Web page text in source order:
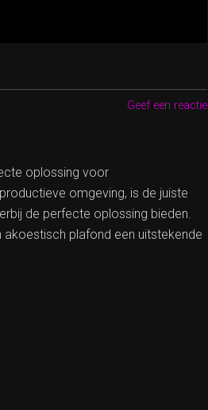
Geef een reactie
oplossing voor
omgeving, is de juiste
de perfecte oplossing bieden.
plafond een uitstekende